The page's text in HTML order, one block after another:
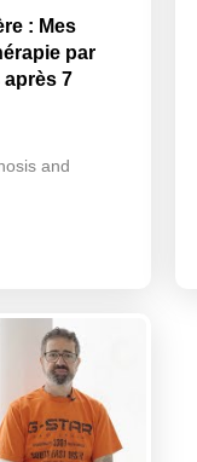
: Mes
par
7
and